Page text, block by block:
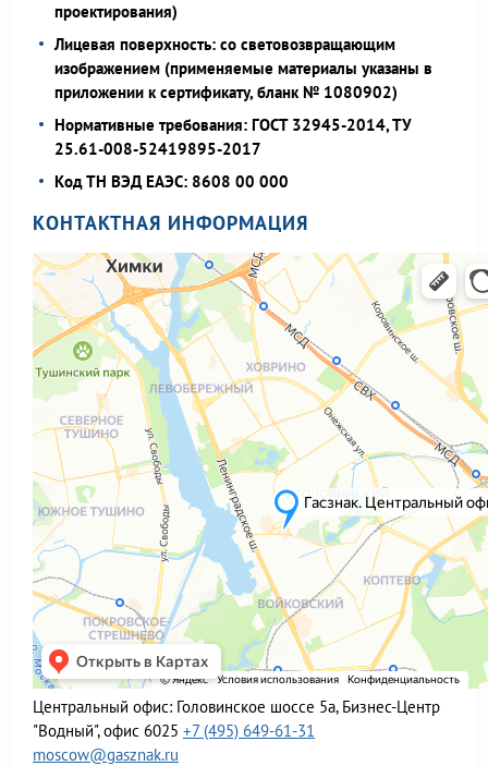
проектирования)
Лицевая поверхность: со световозвращающим
изображением (применяемые материалы указаны в
приложении к сертификату, бланк № 1080902)
Нормативные требования: ГОСТ 32945-2014, ТУ
25.61-008-52419895-2017
Код ТН ВЭД ЕАЭС: 8608 00 000
КОНТАКТНАЯ ИНФОРМАЦИЯ
Центральный офис: Головинское шоссе 5а, Бизнес-Центр
"Водный", офис 6025 +7 (495) 649-61-31
moscow@gasznak.ru